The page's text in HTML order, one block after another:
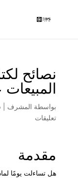
نصائح
المبيعات
بواسطة المشرف
تعليقات
مقدمة
هل تساءلت يومًا